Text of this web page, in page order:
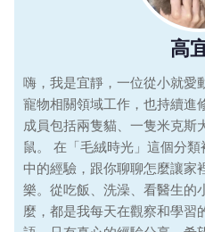
高
嗨，我是宜靜，一位從小就愛
寵物相關領域工作，也持續進
成員包括兩隻貓、一隻米克斯
鼠。 在「毛絨時光」這個分
中的經驗，跟你聊聊怎麼讓家
樂。從吃飯、洗澡、看醫生的
麼，都是我每天在觀察和學習